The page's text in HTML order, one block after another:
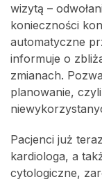
wizytą –
konieczności
automatyczne
informuje o
zmianach.
planowanie,
Pacjenci już
kardiologa, a
cytologiczne,